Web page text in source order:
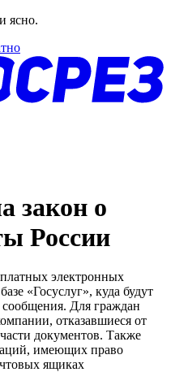
ясно.
закон о
России
электронных
«Госуслуг», куда будут
Для граждан
отказавшиеся от
документов. Также
имеющих право
ящиках